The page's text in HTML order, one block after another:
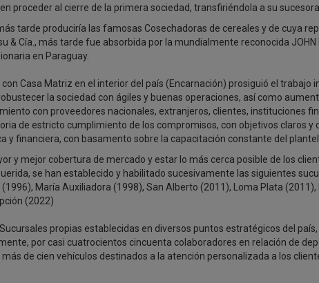
proceder al cierre de la primera sociedad, transfiriéndola a su sucesora
tarde produciría las famosas Cosechadoras de cereales y de cuya
& Cía., más tarde fue absorbida por la mundialmente reconocida JOHN
en Paraguay.
Casa Matriz en el interior del país (Encarnación) prosiguió el trabajo
la sociedad con ágiles y buenas operaciones, así como
con proveedores nacionales, extranjeros, clientes, instituciones
de estricto cumplimiento de los compromisos, con objetivos claros y
y financiera, con basamento sobre la capacitación constante del plantel
y mejor cobertura de mercado y estar lo más cerca posible de los
se han establecido y habilitado sucesivamente las siguientes
María Auxiliadora (1998), San Alberto (2011), Loma Plata (2011),
(2022)
propias establecidas en diversos puntos estratégicos del
por casi cuatrocientos cincuenta colaboradores en relación de
de cien vehículos destinados a la atención personalizada a los